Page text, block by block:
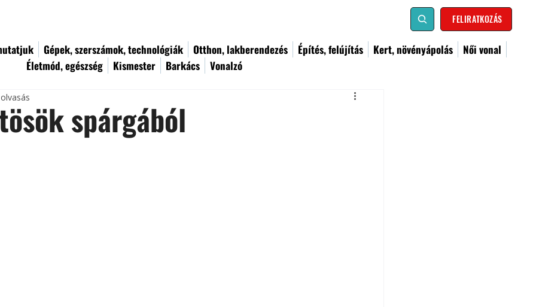
FELIRATKOZÁS
Gépek, szerszámok, technológiák Otthon, lakberendezés Építés, felújítás Kert, növényápolás
Női vonal
Életmód, egészség
Kismester Barkács Vonalzó
spárgából